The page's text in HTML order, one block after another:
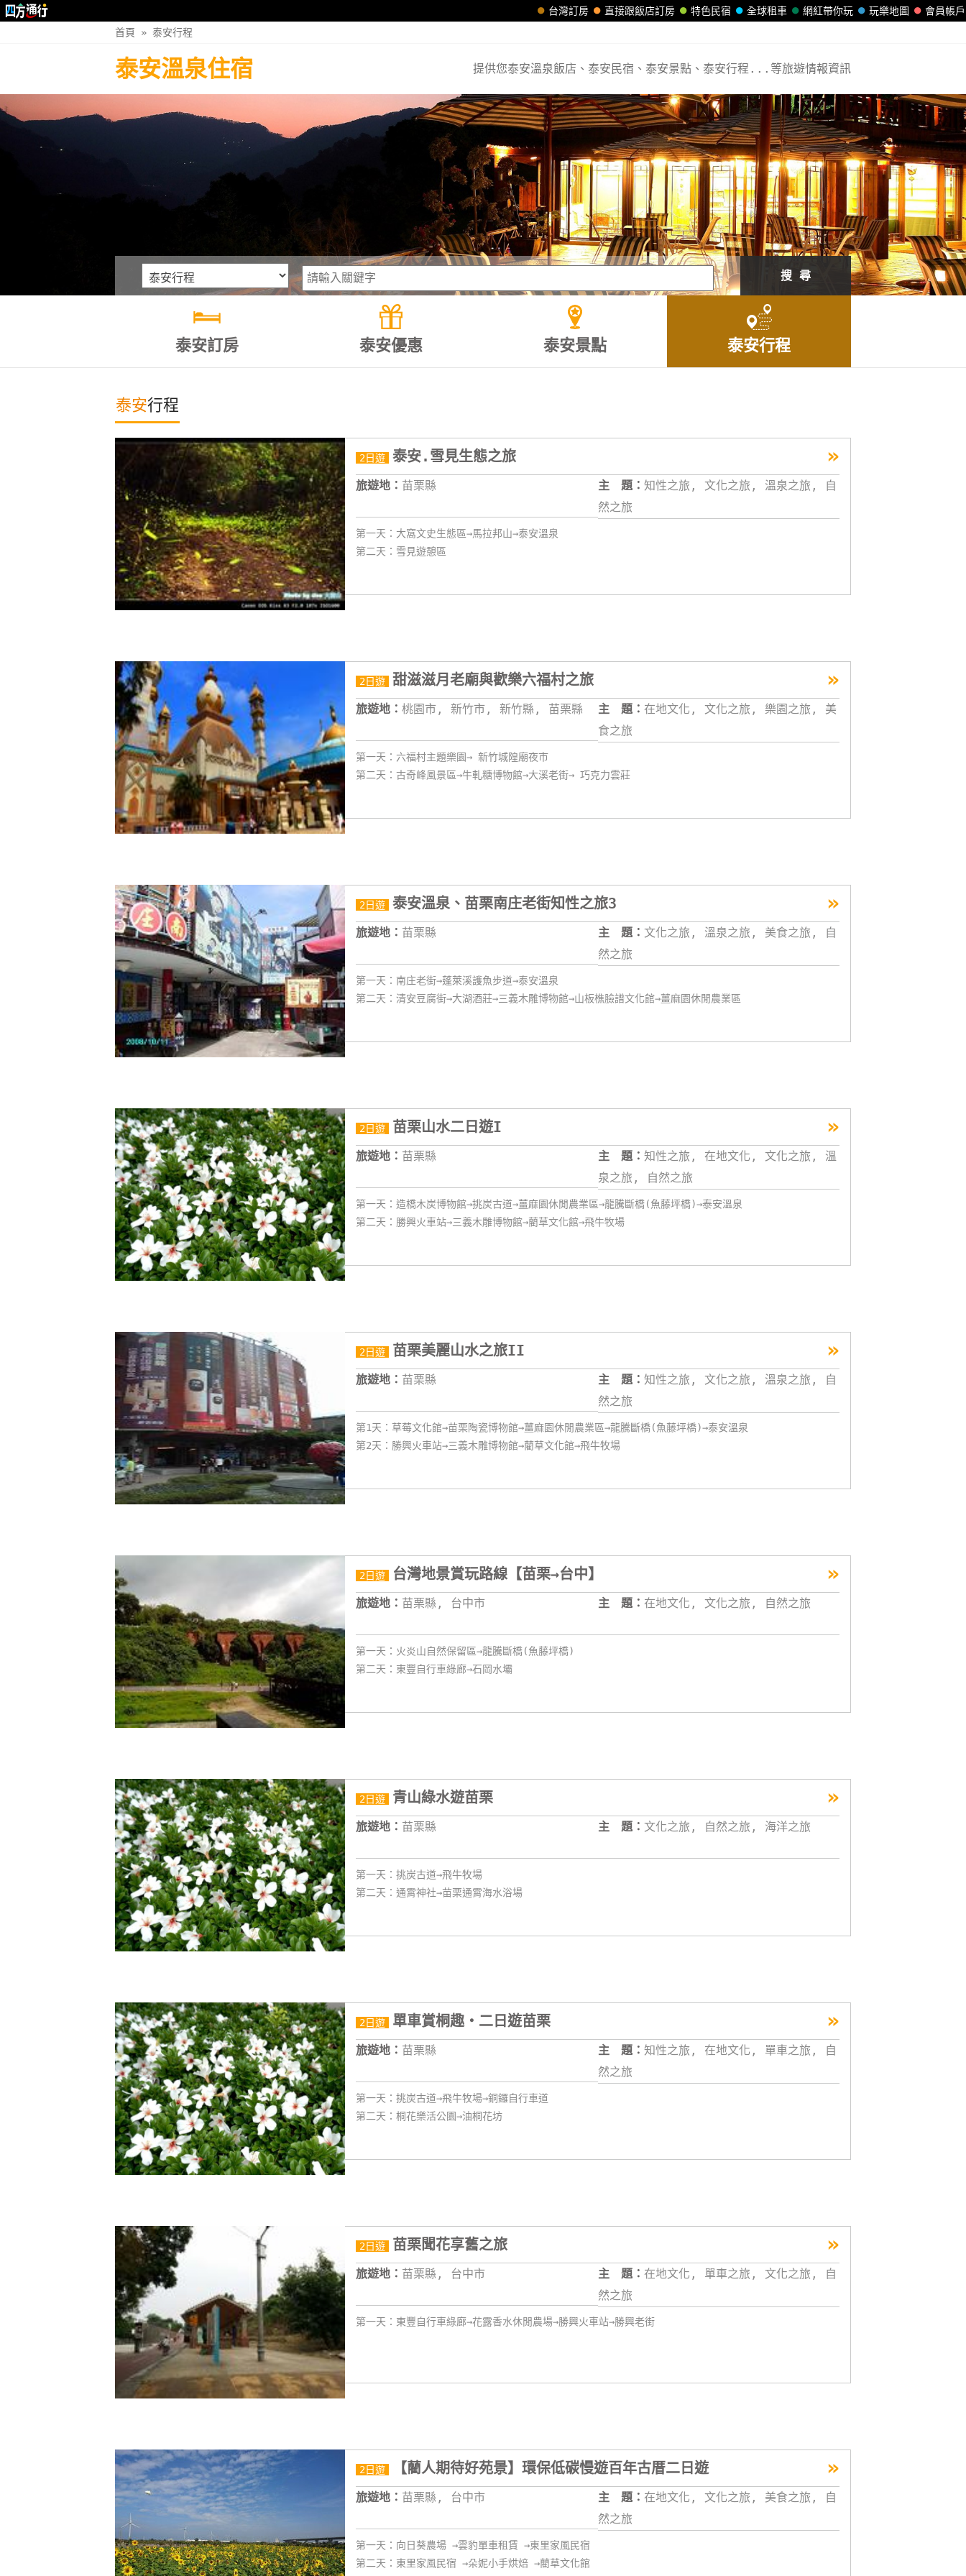
會員帳戶
玩樂地圖
網紅帶你玩
全球租車
特色民宿
直接跟飯店訂房
台灣訂房
首頁 » 泰安行程
泰安溫泉住宿 提供您泰安溫泉飯店、泰安民宿、泰安景點、泰安行程...等旅遊情報資訊
搜 尋
泰安訂房 泰安優惠 泰安景點 泰安行程
泰安行程
2日遊 泰安.雪見生態之旅 »
旅遊地： 苗栗縣 主 題： 知性之旅, 文化之旅, 溫泉之旅, 自
然之旅
第一天：大窩文史生態區→馬拉邦山→泰安溫泉
第二天：雪見遊憩區
2日遊 甜滋滋月老廟與歡樂六福村之旅 »
旅遊地： 桃園市, 新竹市, 新竹縣, 苗栗縣 主 題： 在地文化, 文化之旅, 樂園之旅, 美
食之旅
第一天：六福村主題樂園→ 新竹城隍廟夜市
第二天：古奇峰風景區→牛軋糖博物館→大溪老街→ 巧克力雲莊
2日遊 泰安溫泉、苗栗南庄老街知性之旅3 »
旅遊地： 苗栗縣 主 題： 文化之旅, 溫泉之旅, 美食之旅, 自
然之旅
第一天：南庄老街→蓬萊溪護魚步道→泰安溫泉
第二天：清安豆腐街→大湖酒莊→三義木雕博物館→山板樵臉譜文化館→薑麻園休閒農業區
2日遊 苗栗山水二日遊I »
旅遊地： 苗栗縣 主 題： 知性之旅, 在地文化, 文化之旅, 溫
泉之旅, 自然之旅
第一天：造橋木炭博物館→挑炭古道→薑麻園休閒農業區→龍騰斷橋(魚藤坪橋)→泰安溫泉
第二天：勝興火車站→三義木雕博物館→藺草文化館→飛牛牧場
2日遊 苗栗美麗山水之旅II »
旅遊地： 苗栗縣 主 題： 知性之旅, 文化之旅, 溫泉之旅, 自
然之旅
第1天：草莓文化館→苗栗陶瓷博物館→薑麻園休閒農業區→龍騰斷橋(魚藤坪橋)→泰安溫泉
第2天：勝興火車站→三義木雕博物館→藺草文化館→飛牛牧場
2日遊 台灣地景賞玩路線【苗栗→台中】 »
旅遊地： 苗栗縣, 台中市 主 題： 在地文化, 文化之旅, 自然之旅
第一天：火炎山自然保留區→龍騰斷橋(魚藤坪橋)
第二天：東豐自行車綠廊→石岡水壩
2日遊 青山綠水遊苗栗 »
旅遊地： 苗栗縣 主 題： 文化之旅, 自然之旅, 海洋之旅
第一天：挑炭古道→飛牛牧場
第二天：通霄神社→苗栗通霄海水浴場
2日遊 單車賞桐趣‧二日遊苗栗 »
旅遊地： 苗栗縣 主 題： 知性之旅, 在地文化, 單車之旅, 自
然之旅
第一天：挑炭古道→飛牛牧場→銅鑼自行車道
第二天：桐花樂活公園→油桐花坊
2日遊 苗栗聞花享舊之旅 »
旅遊地： 苗栗縣, 台中市 主 題： 在地文化, 單車之旅, 文化之旅, 自
然之旅
第一天：東豐自行車綠廊→花露香水休閒農場→勝興火車站→勝興老街
2日遊 【藺人期待好苑景】環保低碳慢遊百年古厝二日遊 »
旅遊地： 苗栗縣, 台中市 主 題： 在地文化, 文化之旅, 美食之旅, 自
然之旅
第一天：向日葵農場 →雲豹單車租賃 →東里家風民宿
第二天：東里家風民宿 →朵妮小手烘焙 →藺草文化館